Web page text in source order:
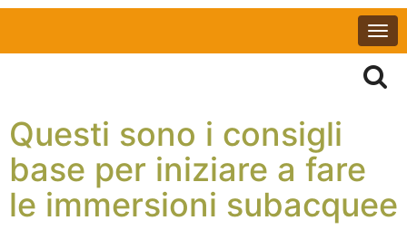
Questi sono i consigli
base per iniziare a fare
le immersioni subacquee